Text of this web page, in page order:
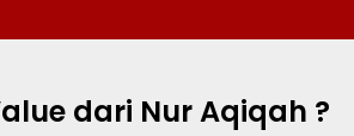
dari Nur Aqiqah ?